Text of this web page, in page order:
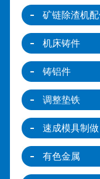
矿链除渣机
机床铸件
铸铝件
调整垫铁
速成模具制做
有色金属